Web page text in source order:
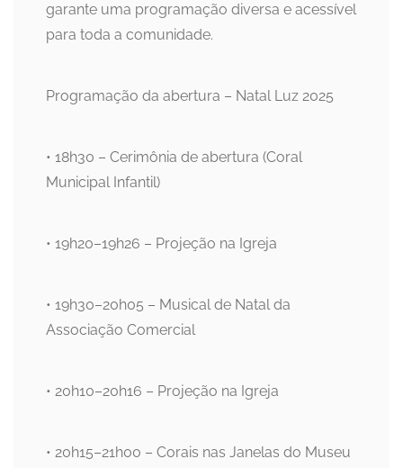
garante uma programação diversa e acessível
para toda a comunidade.
Programação da abertura – Natal Luz 2025
• 18h30 – Cerimônia de abertura (Coral
Municipal Infantil)
• 19h20–19h26 – Projeção na Igreja
• 19h30–20h05 – Musical de Natal da
Associação Comercial
• 20h10–20h16 – Projeção na Igreja
• 20h15–21h00 – Corais nas Janelas do Museu